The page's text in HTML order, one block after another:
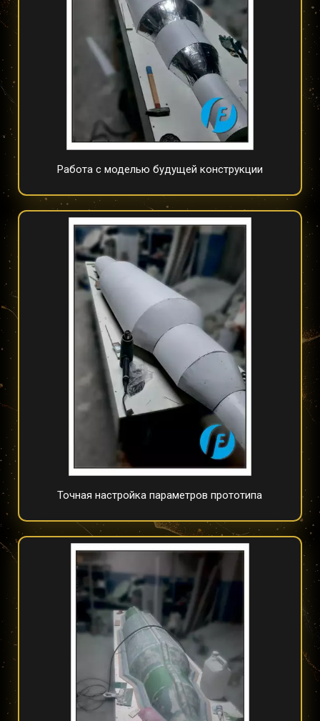
Работа с моделью будущей конструкции
Точная настройка параметров прототипа